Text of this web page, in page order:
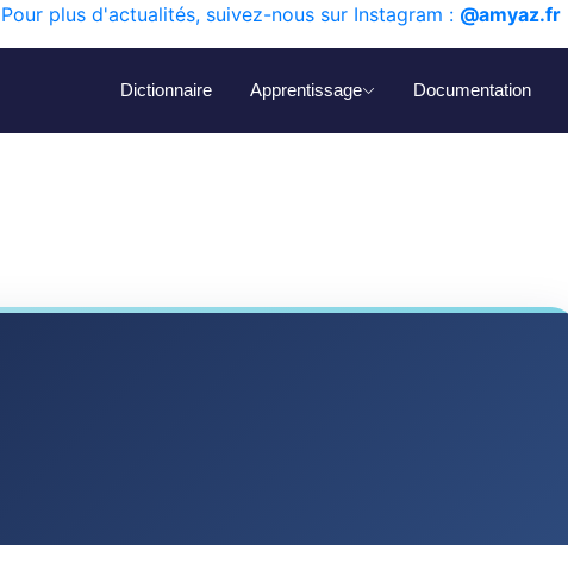
Pour plus d'actualités, suivez-nous sur Instagram : @amyaz.fr
Dictionnaire Apprentissage Documentation